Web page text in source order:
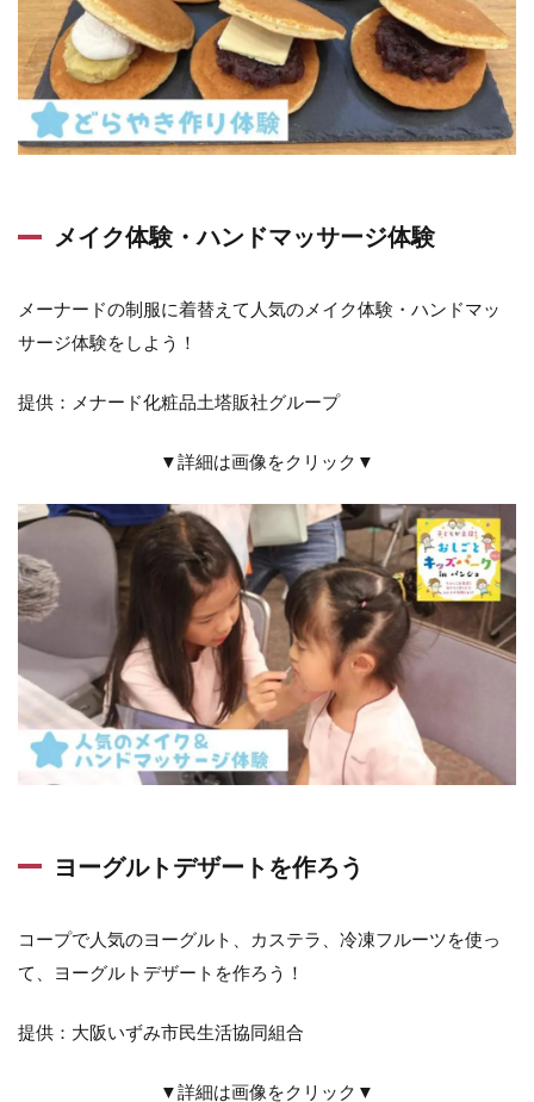
メイク体験・ハンドマッサージ体験
メーナードの制服に着替えて人気のメイク体験・ハンドマッ
サージ体験をしよう！
提供：メナード化粧品土塔販社グループ
▼詳細は画像をクリック▼
ヨーグルトデザートを作ろう
コープで人気のヨーグルト、カステラ、冷凍フルーツを使っ
て、ヨーグルトデザートを作ろう！
提供：大阪いずみ市民生活協同組合
▼詳細は画像をクリック▼